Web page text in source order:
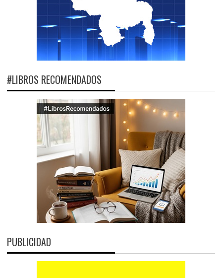
#LIBROS RECOMENDADOS
PUBLICIDAD